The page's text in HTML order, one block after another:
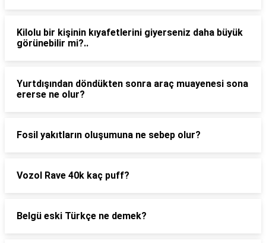
Kilolu bir kişinin kıyafetlerini giyerseniz daha büyük
görünebilir mi?..
Yurtdışından döndükten sonra araç muayenesi sona
ererse ne olur?
Fosil yakıtların oluşumuna ne sebep olur?
Vozol Rave 40k kaç puff?
Belgü eski Türkçe ne demek?